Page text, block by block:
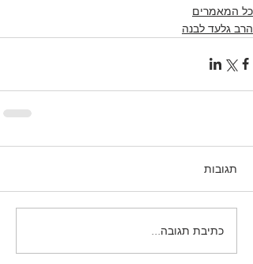
כל המאמרים
הרב גלעד לבנה
תגובות
כתיבת תגובה...